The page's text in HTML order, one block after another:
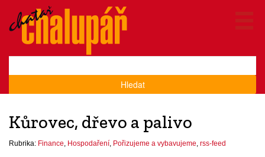
Hledat
Kůrovec, dřevo a palivo
Rubrika: Finance Hospodaření Pořizujeme a vybavujeme rss-feed